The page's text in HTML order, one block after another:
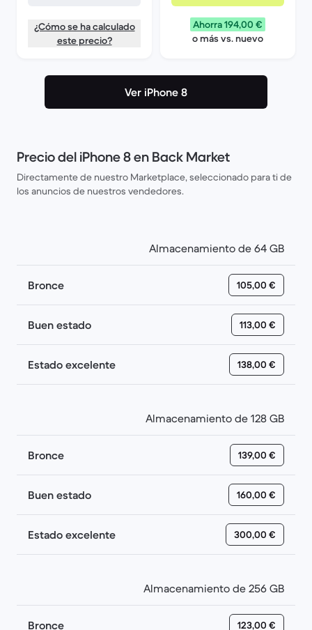
¿Cómo se ha calculado
este precio?
Ahorra 194,00 €
o más vs. nuevo
Ver iPhone 8
Precio del iPhone 8 en Back Market
Directamente de nuestro Marketplace, seleccionado para ti de
los anuncios de nuestros vendedores.
Almacenamiento de 64 GB
Bronce 105,00 €
Buen estado 113,00 €
Estado excelente 138,00 €
Almacenamiento de 128 GB
Bronce 139,00 €
Buen estado 160,00 €
Estado excelente 300,00 €
Almacenamiento de 256 GB
Bronce 123,00 €